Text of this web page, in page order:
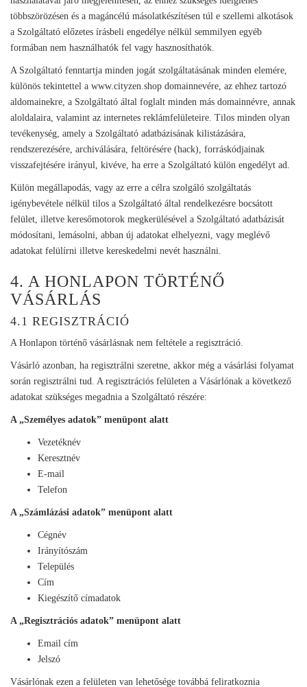
többszörözésen és a magáncélú másolatkészítésen túl e szellemi alkotások
a Szolgáltató előzetes írásbeli engedélye nélkül semmilyen egyéb
formában nem használhatók fel vagy hasznosíthatók.
A Szolgáltató fenntartja minden jogát szolgáltatásának minden elemére,
különös tekintettel a www.cityzen.shop domainnevére, az ehhez tartozó
aldomainekre, a Szolgáltató által foglalt minden más domainnévre, annak
aloldalaira, valamint az internetes reklámfelületeire. Tilos minden olyan
tevékenység, amely a Szolgáltató adatbázisának kilistázására,
rendszerezésére, archiválására, feltörésére (hack), forráskódjainak
visszafejtésére irányul, kivéve, ha erre a Szolgáltató külön engedélyt ad.
Külön megállapodás, vagy az erre a célra szolgáló szolgáltatás
igénybevétele nélkül tilos a Szolgáltató által rendelkezésre bocsátott
felület, illetve keresőmotorok megkerülésével a Szolgáltató adatbázisát
módosítani, lemásolni, abban új adatokat elhelyezni, vagy meglévő
adatokat felülírni illetve kereskedelmi nevét használni.
4. A HONLAPON TÖRTÉNŐ
VÁSÁRLÁS
4.1 REGISZTRÁCIÓ
A Honlapon történő vásárlásnak nem feltétele a regisztráció.
Vásárló azonban, ha regisztrálni szeretne, akkor még a vásárlási folyamat
során regisztrálni tud. A regisztrációs felületen a Vásárlónak a következő
adatokat szükséges megadnia a Szolgáltató részére:
A „Személyes adatok” menüpont alatt
Vezetéknév
Keresztnév
E-mail
Telefon
A „Számlázási adatok” menüpont alatt
Cégnév
Irányítószám
Település
Cím
Kiegészítő címadatok
A „Regisztrációs adatok” menüpont alatt
Email cím
Jelszó
Vásárlónak ezen a felületen van lehetősége továbbá feliratkoznia